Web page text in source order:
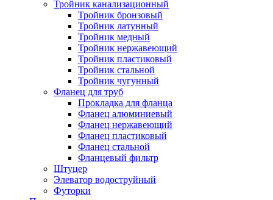
Тройник канализационный
Тройник бронзовый
Тройник латунный
Тройник медный
Тройник нержавеющий
Тройник пластиковый
Тройник стальной
Тройник чугунный
Фланец для труб
Прокладка для фланца
Фланец алюминиевый
Фланец нержавеющий
Фланец пластиковый
Фланец стальной
Фланцевый фильтр
Штуцер
Элеватор водоструйный
Футорки